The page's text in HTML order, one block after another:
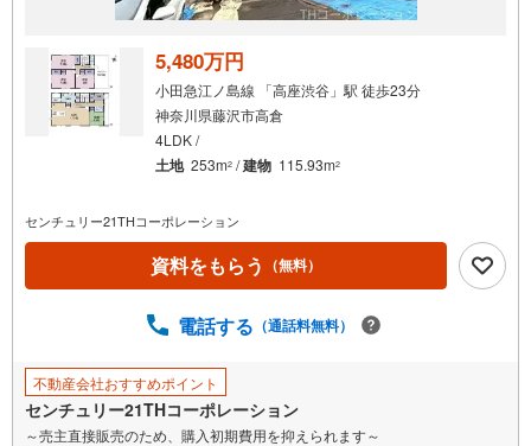
5,480万円
小田急江ノ島線 「高座渋谷」駅 徒歩23分
神奈川県藤沢市高倉
4LDK /
土地 253m2 /建物 115.93m2
センチュリー21THコーポレーション
資料をもらう （無料）
電話する （通話料無料）
不動産会社おすすめポイント
センチュリー21THコーポレーション
～売主直接販売のため、購入初期費用を抑えられます～